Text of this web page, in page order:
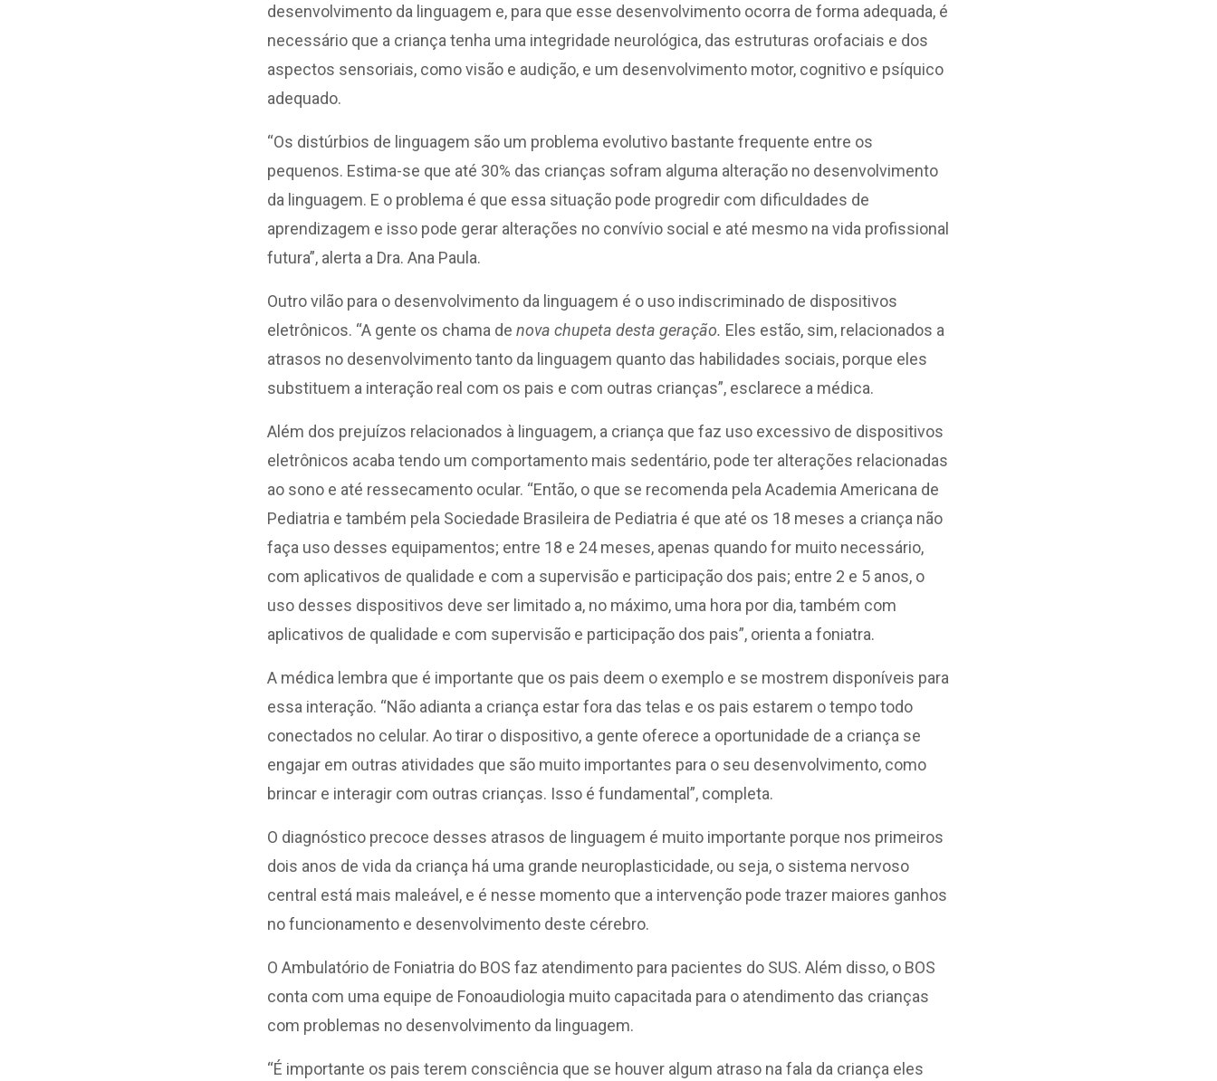
desenvolvimento da linguagem e, para que esse desenvolvimento ocorra de forma adequada, é
necessário que a criança tenha uma integridade neurológica, das estruturas orofaciais e dos
aspectos sensoriais, como visão e audição, e um desenvolvimento motor, cognitivo e psíquico
adequado.
“Os distúrbios de linguagem são um problema evolutivo bastante frequente entre os
pequenos. Estima-se que até 30% das crianças sofram alguma alteração no desenvolvimento
da linguagem. E o problema é que essa situação pode progredir com dificuldades de
aprendizagem e isso pode gerar alterações no convívio social e até mesmo na vida profissional
futura”, alerta a Dra. Ana Paula.
Outro vilão para o desenvolvimento da linguagem é o uso indiscriminado de dispositivos
eletrônicos. “A gente os chama de nova chupeta desta geração. Eles estão, sim, relacionados a
atrasos no desenvolvimento tanto da linguagem quanto das habilidades sociais, porque eles
substituem a interação real com os pais e com outras crianças”, esclarece a médica.
Além dos prejuízos relacionados à linguagem, a criança que faz uso excessivo de dispositivos
eletrônicos acaba tendo um comportamento mais sedentário, pode ter alterações relacionadas
ao sono e até ressecamento ocular. “Então, o que se recomenda pela Academia Americana de
Pediatria e também pela Sociedade Brasileira de Pediatria é que até os 18 meses a criança não
faça uso desses equipamentos; entre 18 e 24 meses, apenas quando for muito necessário,
com aplicativos de qualidade e com a supervisão e participação dos pais; entre 2 e 5 anos, o
uso desses dispositivos deve ser limitado a, no máximo, uma hora por dia, também com
aplicativos de qualidade e com supervisão e participação dos pais”, orienta a foniatra.
A médica lembra que é importante que os pais deem o exemplo e se mostrem disponíveis para
essa interação. “Não adianta a criança estar fora das telas e os pais estarem o tempo todo
conectados no celular. Ao tirar o dispositivo, a gente oferece a oportunidade de a criança se
engajar em outras atividades que são muito importantes para o seu desenvolvimento, como
brincar e interagir com outras crianças. Isso é fundamental”, completa.
O diagnóstico precoce desses atrasos de linguagem é muito importante porque nos primeiros
dois anos de vida da criança há uma grande neuroplasticidade, ou seja, o sistema nervoso
central está mais maleável, e é nesse momento que a intervenção pode trazer maiores ganhos
no funcionamento e desenvolvimento deste cérebro.
O Ambulatório de Foniatria do BOS faz atendimento para pacientes do SUS. Além disso, o BOS
conta com uma equipe de Fonoaudiologia muito capacitada para o atendimento das crianças
com problemas no desenvolvimento da linguagem.
“É importante os pais terem consciência que se houver algum atraso na fala da criança eles